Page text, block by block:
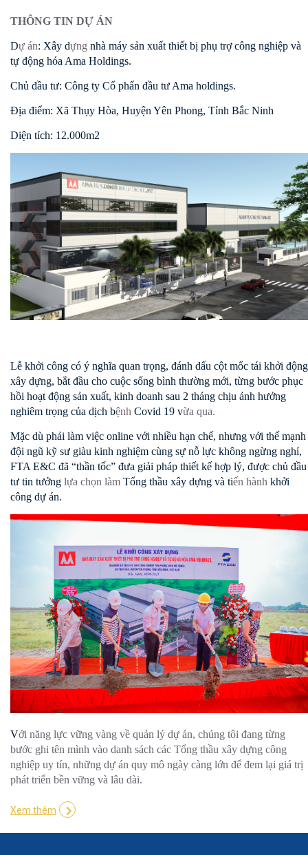
THÔNG TIN DỰ ÁN
Dự án: Xây dựng nhà máy sản xuất thiết bị phụ trợ công nghiệp và
tự động hóa Ama Holdings.
Chủ đầu tư: Công ty Cổ phẩn đầu tư Ama holdings.
Địa điểm: Xã Thụy Hòa, Huyện Yên Phong, Tỉnh Bắc Ninh
Diện tích: 12.000m2
Lễ khởi công có ý nghĩa quan trọng, đánh dấu cột mốc tái khởi động
xây dựng, bắt đầu cho cuộc sống bình thường mới, từng bước phục
hồi hoạt động sản xuất, kinh doanh sau 2 tháng chịu ảnh hưởng
nghiêm trọng của dịch bệnh Covid 19 vừa qua.
Mặc dù phải làm việc online với nhiều hạn chế, nhưng với thế mạnh
đội ngũ kỹ sư giàu kinh nghiệm cùng sự nỗ lực không ngừng nghỉ,
FTA E&C đã “thần tốc” đưa giải pháp thiết kế hợp lý, được chủ đầu
tư tin tưởng lựa chọn làm Tổng thầu xây dựng và tiến hành khởi
công dự án.
Với năng lực vững vàng về quản lý dự án, chúng tôi đang từng
bước ghi tên mình vào danh sách các Tổng thầu xây dựng công
nghiệp uy tín, những dự án quy mô ngày càng lớn để đem lại giá trị
phát triển bền vững và lâu dài.
Xem thêm